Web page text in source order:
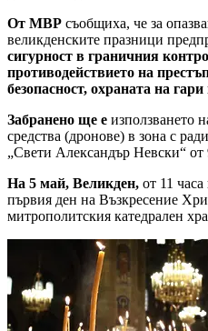
От МВР съобщиха, че за
великденските празници
сигурност в граничния
противодействието на
безопасност, охраната на
Забранено ще е използването
средства (дронове) в зона с
„Свети Александър Невски“ от
На 5 май, Великден, от 11
първия ден на Възкресение
митрополитския катедрален